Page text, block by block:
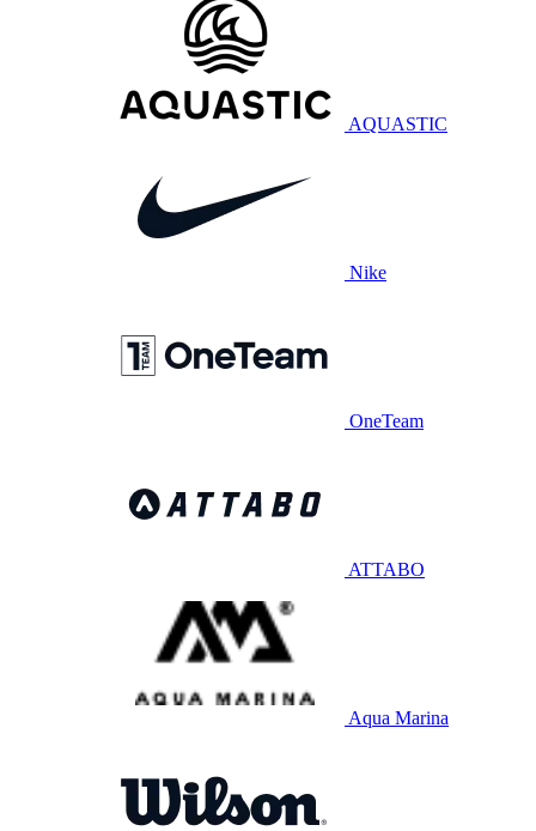
AQUASTIC
Nike
OneTeam
ATTABO
Aqua Marina